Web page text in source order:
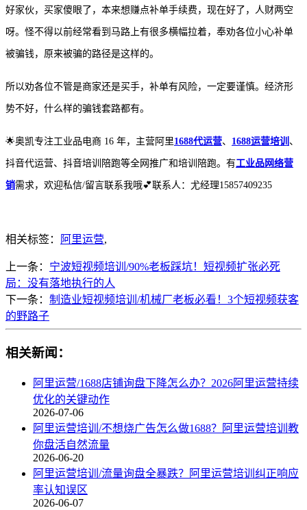
好家伙，买家傻眼了，本来想赚点补单手续费，现在好了 ， 人财两空
呀。怪不得以前经常看到马路上有很多横幅拉着，奉劝各位小心补单
被骗钱，原来被骗的路径是这样的。
所以劝各位不管是商家还是买手，补单有风险，一定要谨慎。经济形
势不好，什么样的骗钱套路都有。
🌟奥凯专注工业品电商 16 年，主营阿里1688代运营、 1688运营培训 、
抖音代运营、抖音培训陪跑等全网推广和培训陪跑。有工业品网络营
销需求，欢迎私信/留言联系我哦💕联系人：尤经理15857409235
相关标签： 阿里运营,
上一条： 宁波短视频培训/90%老板踩坑！短视频扩张必死
局：没有落地执行的人
下一条： 制造业短视频培训/机械厂老板必看！3个短视频获客
的野路子
相关新闻：
阿里运营/1688店铺询盘下降怎么办？2026阿里运营持续
优化的关键动作
2026-07-06
阿里运营培训/不想烧广告怎么做1688？阿里运营培训教
你盘活自然流量
2026-06-20
阿里运营培训/流量询盘全暴跌？阿里运营培训纠正响应
率认知误区
2026-06-07